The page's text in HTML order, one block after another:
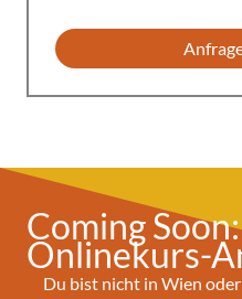
Coming
Onlinekurs-
Du bist nicht in Wien